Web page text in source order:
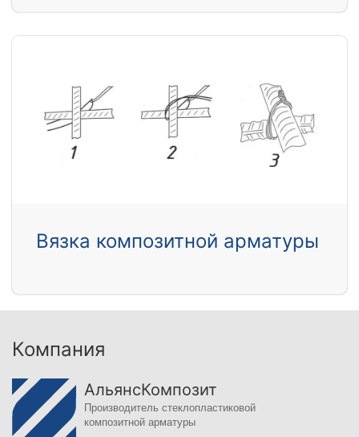
Вязка композитной арматуры
Компания
АльянсКомпозит
Производитель стеклопластиковой
композитной арматуры